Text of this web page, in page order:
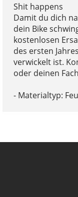
Shit happens
Damit du dich
dein Bike
kostenlosen
des ersten
verwickelt ist.
oder deinen
- Materialtyp: